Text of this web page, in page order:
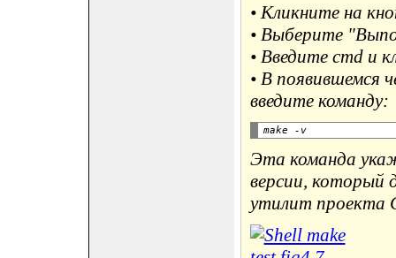
• Кликните на
• Выберите
• Введите cmd и
• В появившемся
введите команду:
make -v
Эта команда
версии, который
утилит проекта